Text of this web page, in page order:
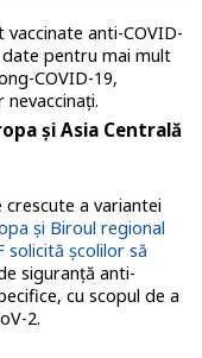
anti-COVID-
date pentru mai mult
COVID-19,
și Asia Centrală
a variantei
și Biroul regional
solicită școlilor să
siguranță anti-
cu scopul de a
2.